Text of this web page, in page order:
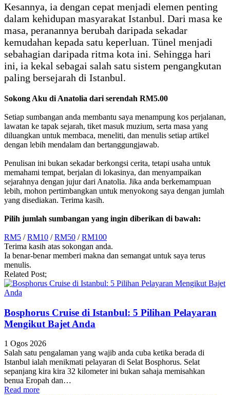
Kesannya, ia dengan cepat menjadi elemen penting
dalam kehidupan masyarakat Istanbul. Dari masa ke
masa, peranannya berubah daripada sekadar
kemudahan kepada satu keperluan. Tünel menjadi
sebahagian daripada ritma kota ini. Sehingga hari
ini, ia kekal sebagai salah satu sistem pengangkutan
paling bersejarah di Istanbul.
Sokong Aku di Anatolia dari serendah RM5.00
Setiap sumbangan anda membantu saya menampung kos perjalanan,
lawatan ke tapak sejarah, tiket masuk muzium, serta masa yang
diluangkan untuk membaca, meneliti, dan menulis setiap artikel
dengan lebih mendalam dan bertanggungjawab.
Penulisan ini bukan sekadar berkongsi cerita, tetapi usaha untuk
memahami tempat, berjalan di lokasinya, dan menyampaikan
sejarahnya dengan jujur dari Anatolia. Jika anda berkemampuan
lebih, mohon pertimbangkan untuk menyokong saya dengan jumlah
yang disediakan. Terima kasih.
Pilih jumlah sumbangan yang ingin diberikan di bawah:
RM5 /RM10 /RM50 /RM100
Terima kasih atas sokongan anda.
Ia benar-benar memberi makna dan semangat untuk saya terus
menulis.
Related Post;
Bosphorus Cruise di Istanbul: 5 Pilihan Pelayaran
Mengikut Bajet Anda
1 Ogos 2026
Salah satu pengalaman yang wajib anda cuba ketika berada di
Istanbul ialah menikmati pelayaran di Selat Bosphorus. Selat
sepanjang kira kira 32 kilometer ini bukan sahaja memisahkan
benua Eropah dan…
Read more